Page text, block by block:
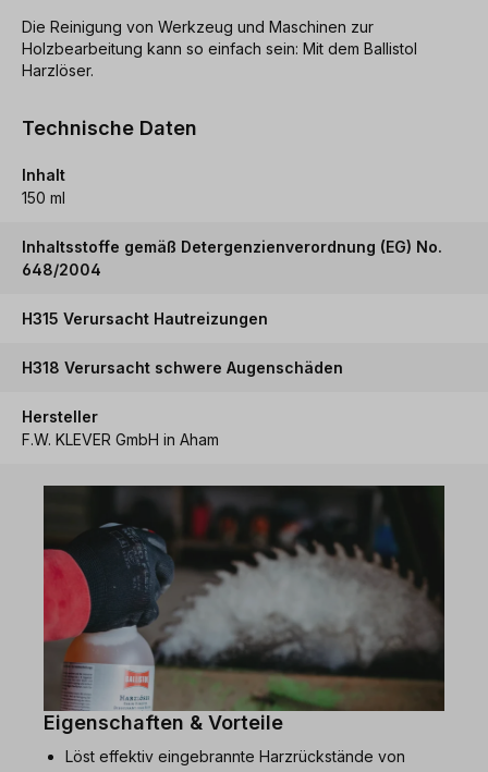
Die Reinigung von Werkzeug und Maschinen zur
Holzbearbeitung kann so einfach sein: Mit dem Ballistol
Harzlöser.
Technische Daten
Inhalt
150 ml
Inhaltsstoffe gemäß Detergenzienverordnung (EG) No.
648/2004
H315 Verursacht Hautreizungen
H318 Verursacht schwere Augenschäden
Hersteller
F.W. KLEVER GmbH in Aham
Eigenschaften & Vorteile
Löst effektiv eingebrannte Harzrückstände von